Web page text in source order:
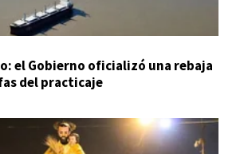
el Gobierno oficializó una rebaja
del practicaje